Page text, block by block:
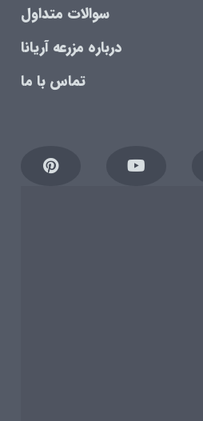
سوالات متداول
درباره مزرعه آریانا
تماس با ما